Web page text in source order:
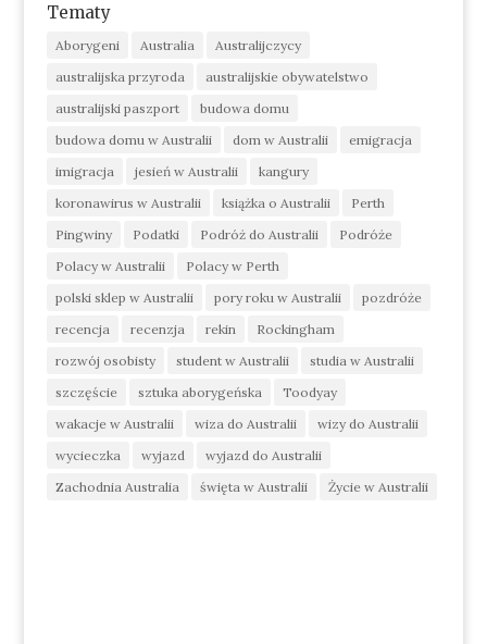
Tematy
Aborygeni Australia
Australijczycy
australijska przyroda
australijskie obywatelstwo
australijski paszport
budowa domu
budowa domu w Australii
dom w Australii
emigracja
imigracja
jesień w Australii
kangury
koronawirus w Australii
książka o Australii
Perth
Pingwiny
Podatki Podróż do Australii
Podróże
Polacy w Australii
Polacy w Perth
polski sklep w Australii
pory roku w Australii
pozdróże
recencja
recenzja rekin
Rockingham
rozwój osobisty
student w Australii
studia w Australii
szczęście
sztuka aborygeńska
Toodyay
wakacje w Australii
wiza do Australii
wizy do Australii
wycieczka
wyjazd
wyjazd do Australii
Zachodnia Australia
święta w Australii
Życie w Australii